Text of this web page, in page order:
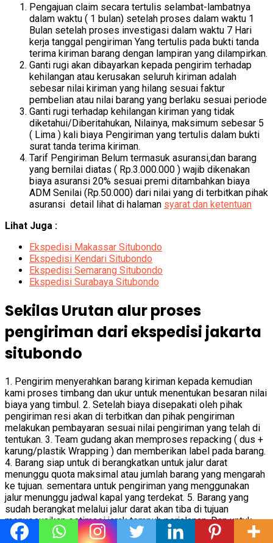
Pengajuan claim secara tertulis selambat-lambatnya
dalam waktu ( 1 bulan) setelah proses dalam waktu 1
Bulan setelah proses investigasi dalam waktu 7 Hari
kerja tanggal pengiriman Yang tertulis pada bukti tanda
terima kiriman barang dengan lampiran yang dilampirkan.
Ganti rugi akan dibayarkan kepada pengirim terhadap
kehilangan atau kerusakan seluruh kiriman adalah
sebesar nilai kiriman yang hilang sesuai faktur
pembelian atau nilai barang yang berlaku sesuai periode
Ganti rugi terhadap kehilangan kiriman yang tidak
diketahui/Diberitahukan, Nilainya, maksimum sebesar 5
( Lima ) kali biaya Pengiriman yang tertulis dalam bukti
surat tanda terima kiriman.
Tarif Pengiriman Belum termasuk asuransi,dan barang
yang bernilai diatas ( Rp.3.000.000 ) wajib dikenakan
biaya asuransi 20% sesuai premi ditambahkan biaya
ADM Senilai (Rp.50.000) dari nilai yang di terbitkan pihak
asuransi detail lihat di halaman syarat dan ketentuan
Lihat Juga :
Ekspedisi Makassar Situbondo
Ekspedisi Kendari Situbondo
Ekspedisi Semarang Situbondo
Ekspedisi Surabaya Situbondo
Sekilas Urutan alur proses
pengiriman dari ekspedisi jakarta
situbondo
1. Pengirim menyerahkan barang kiriman kepada kemudian
kami proses timbang dan ukur untuk menentukan besaran nilai
biaya yang timbul. 2. Setelah biaya disepakati oleh pihak
pengiriman resi akan di terbitkan dan pihak pengiriman
melakukan pembayaran sesuai nilai pengiriman yang telah di
tentukan. 3. Team gudang akan memproses repacking ( dus +
karung/plastik Wrapping ) dan memberikan label pada barang.
4. Barang siap untuk di berangkatkan untuk jalur darat
menunggu quota maksimal atau jumlah barang yang mengarah
ke tujuan. sementara untuk pengiriman yang menggunakan
jalur menunggu jadwal kapal yang terdekat. 5. Barang yang
sudah berangkat melalui jalur darat akan tiba di tujuan
menyesuaikan estimasi jarak tempuh perjalanan. Dan untuk
pengiriman laut menyesuaikan sesuai jadwal tiba di pelabuhan